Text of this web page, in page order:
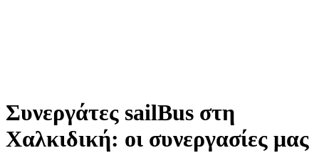
Συνεργάτες sailBus στη
Χαλκιδική: οι συνεργασίες μας